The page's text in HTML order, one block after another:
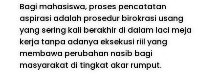
Bagi mahasiswa, proses pencatatan
aspirasi adalah prosedur birokrasi usang
yang sering kali berakhir di dalam laci meja
kerja tanpa adanya eksekusi riil yang
membawa perubahan nasib bagi
masyarakat di tingkat akar rumput.